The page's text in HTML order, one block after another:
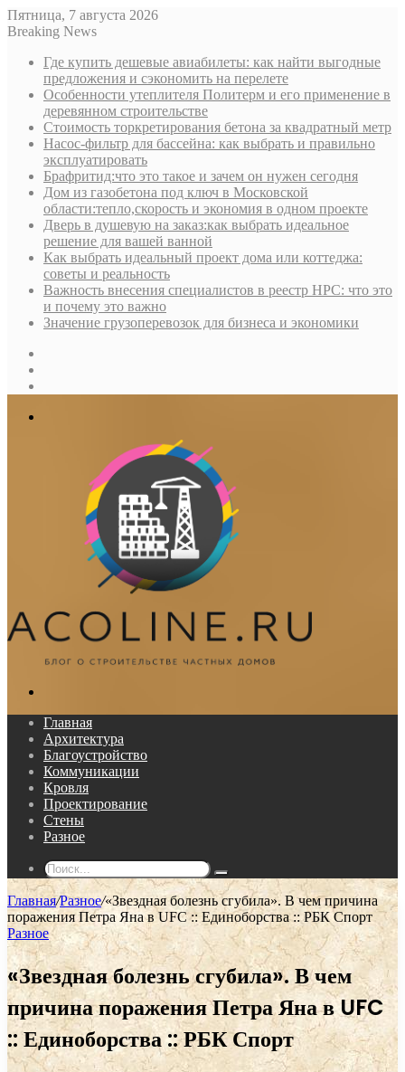
Пятница, 7 августа 2026
Breaking News
Где купить дешевые авиабилеты: как найти выгодные
предложения и сэкономить на перелете
Особенности утеплителя Политерм и его применение в
деревянном строительстве
Стоимость торкретирования бетона за квадратный метр
Насос-фильтр для бассейна: как выбрать и правильно
эксплуатировать
Брафритид:что это такое и зачем он нужен сегодня
Дом из газобетона под ключ в Московской
области:тепло,скорость и экономия в одном проекте
Дверь в душевую на заказ:как выбрать идеальное
решение для вашей ванной
Как выбрать идеальный проект дома или коттеджа:
советы и реальность
Важность внесения специалистов в реестр НРС: что это
и почему это важно
Значение грузоперевозок для бизнеса и экономики
Главная
Архитектура
Благоустройство
Коммуникации
Кровля
Проектирование
Стены
Разное
Поиск...
Главная/Разное/«Звездная болезнь сгубила». В чем причина
поражения Петра Яна в UFC :: Единоборства :: РБК Спорт
Разное
«Звездная болезнь сгубила». В чем
причина поражения Петра Яна в UFC
:: Единоборства :: РБК Спорт